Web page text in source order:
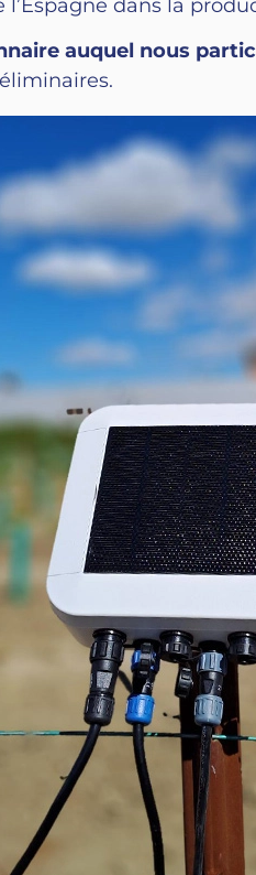
dans la
auquel nous